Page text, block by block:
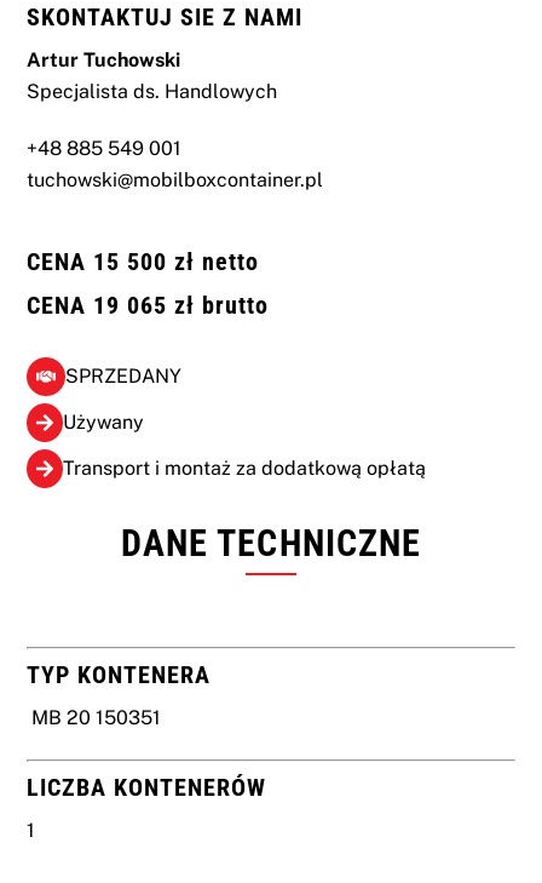
SKONTAKTUJ SIE Z NAMI
Artur Tuchowski
Specjalista ds. Handlowych
+48 885 549 001
tuchowski@mobilboxcontainer.pl
CENA 15 500 zł netto
CENA 19 065 zł brutto
SPRZEDANY
Używany
Transport i montaż za dodatkową opłatą
DANE TECHNICZNE
TYP KONTENERA
MB 20 150351
LICZBA KONTENERÓW
1